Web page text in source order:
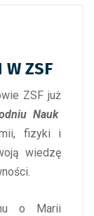
W ZSF
ZSF już
Nauk
fizyki i
wiedzę
o Marii